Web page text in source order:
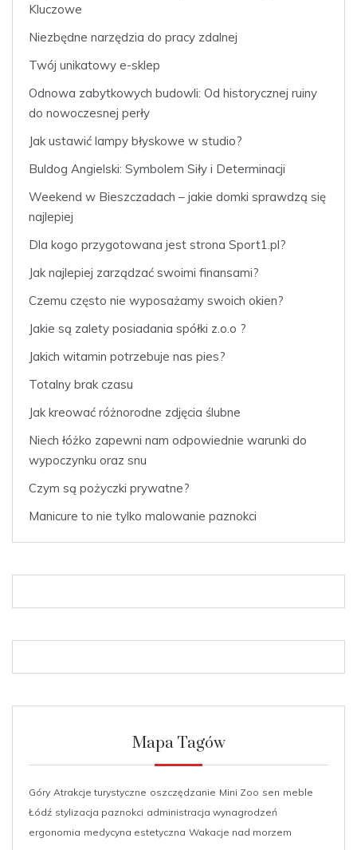
Kluczowe
Niezbędne narzędzia do pracy zdalnej
Twój unikatowy e-sklep
Odnowa zabytkowych budowli: Od historycznej ruiny
do nowoczesnej perły
Jak ustawić lampy błyskowe w studio?
Buldog Angielski: Symbolem Siły i Determinacji
Weekend w Bieszczadach – jakie domki sprawdzą się
najlepiej
Dla kogo przygotowana jest strona Sport1.pl?
Jak najlepiej zarządzać swoimi finansami?
Czemu często nie wyposażamy swoich okien?
Jakie są zalety posiadania spółki z.o.o ?
Jakich witamin potrzebuje nas pies?
Totalny brak czasu
Jak kreować różnorodne zdjęcia ślubne
Niech łóżko zapewni nam odpowiednie warunki do
wypoczynku oraz snu
Czym są pożyczki prywatne?
Manicure to nie tylko malowanie paznokci
Mapa Tagów
Góry Atrakcje turystyczne oszczędzanie Mini Zoo sen meble
Łódź stylizacja paznokci administracja wynagrodzeń
ergonomia medycyna estetyczna Wakacje nad morzem